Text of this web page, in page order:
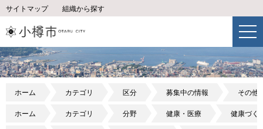
サイトマップ 組織から探す
ホーム カテゴリ 区分 募集中の情報 その他
ホーム カテゴリ 分野 健康・医療 健康づく